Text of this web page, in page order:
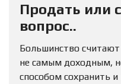
Продать или
вопрос..
Большинство
не самым доходным,
способом сохранить